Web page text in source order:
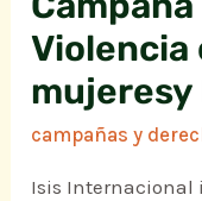
Violencia
mujeresy
campañas y
Isis Internacional